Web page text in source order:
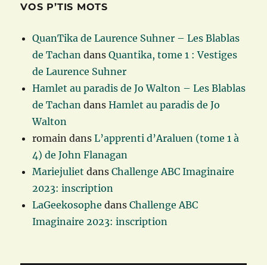
VOS P’TIS MOTS
QuanTika de Laurence Suhner – Les Blablas
de Tachan dansQuantika, tome 1 : Vestiges
de Laurence Suhner
Hamlet au paradis de Jo Walton – Les Blablas
de Tachan dansHamlet au paradis de Jo
Walton
romain dansL’apprenti d’Araluen (tome 1 à
4) de John Flanagan
Mariejuliet dansChallenge ABC Imaginaire
2023: inscription
LaGeekosophe dansChallenge ABC
Imaginaire 2023: inscription